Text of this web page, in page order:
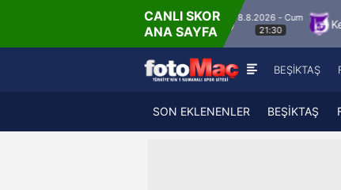
CANLI SKOR
ANA SAYFA
8.8.2026 - Cum
21:30
Keçiörengücü
BEŞİKTAŞ
SON EKLENENLER BEŞİKTAŞ